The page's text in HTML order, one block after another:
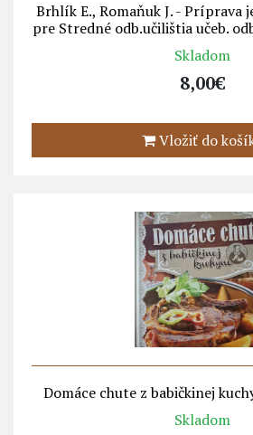
Brhlík E., Romaňuk J. - Príprava
pre Stredné odb.učilištia učeb.
Skladom
8,00€
Vložiť do
Domáce chute z babičkinej
Skladom